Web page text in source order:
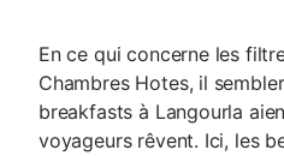
En ce qui concerne les
Chambres Hotes, il
breakfasts à Langourla
voyageurs rêvent. Ici, les